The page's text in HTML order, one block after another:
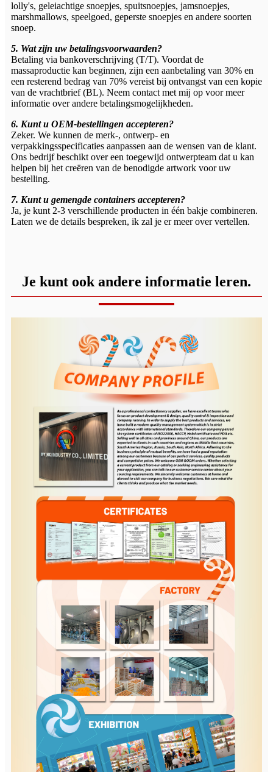
lolly's, geleiachtige snoepjes, spuitsnoepjes, jamsnoepjes,
marshmallows, speelgoed, geperste snoepjes en andere soorten
snoep.
5. Wat zijn uw betalingsvoorwaarden?
Betaling via bankoverschrijving (T/T). Voordat de
massaproductie kan beginnen, zijn een aanbetaling van 30% en
een resterend bedrag van 70% vereist bij ontvangst van een kopie
van de vrachtbrief (BL). Neem contact met mij op voor meer
informatie over andere betalingsmogelijkheden.
6. Kunt u OEM-bestellingen accepteren?
Zeker. We kunnen de merk-, ontwerp- en
verpakkingsspecificaties aanpassen aan de wensen van de klant.
Ons bedrijf beschikt over een toegewijd ontwerpteam dat u kan
helpen bij het creëren van de benodigde artwork voor uw
bestelling.
7. Kunt u gemengde containers accepteren?
Ja, je kunt 2-3 verschillende producten in één bakje combineren.
Laten we de details bespreken, ik zal je er meer over vertellen.
Je kunt ook andere informatie leren.